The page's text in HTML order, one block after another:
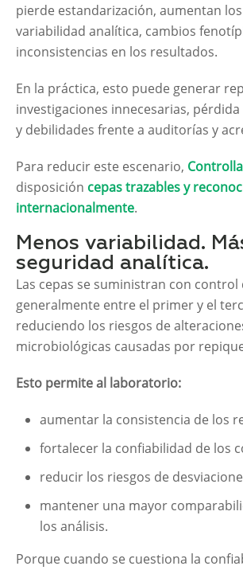
pierde estandarización, aumentan
variabilidad analítica, cambios
inconsistencias en los resultados.
En la práctica, esto puede generar
investigaciones innecesarias,
y debilidades frente a auditorías y
Para reducir este escenario,
disposición cepas trazables y
internacionalmente.
Menos variabilidad.
seguridad analítica.
Las cepas se suministran con control
generalmente entre el primer y el
reduciendo los riesgos de
microbiológicas causadas por
Esto permite al laboratorio:
aumentar la consistencia de los
fortalecer la confiabilidad de los
reducir los riesgos de
mantener una mayor
los análisis.
Porque cuando se cuestiona la